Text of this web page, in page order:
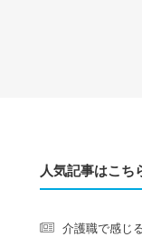
人気記事はこち
介護職で感じ